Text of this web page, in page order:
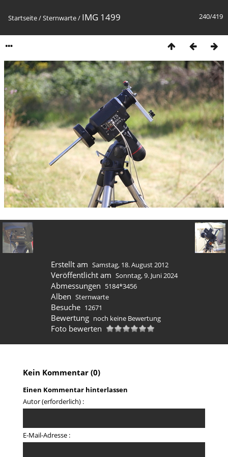
240/419
Startseite/Sternwarte/ IMG 1499
Erstellt am Samstag, 18. August 2012
Veröffentlicht am Sonntag, 9. Juni 2024
Abmessungen 5184*3456
Alben Sternwarte
Besuche 12671
Bewertung noch keine Bewertung
Foto bewerten
Kein Kommentar (0)
Einen Kommentar hinterlassen
Autor (erforderlich) :
E-Mail-Adresse :